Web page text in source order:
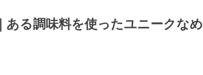
ある調味料を使ったユニークなめ